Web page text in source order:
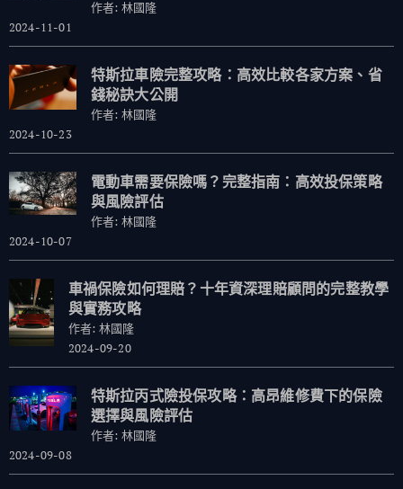
作者: 林國隆
2024-11-01
特斯拉車險完整攻略：高效比較各家方案、省
錢秘訣大公開
作者: 林國隆
2024-10-23
電動車需要保險嗎？完整指南：高效投保策略
與風險評估
作者: 林國隆
2024-10-07
車禍保險如何理賠？十年資深理賠顧問的完整教學
與實務攻略
作者: 林國隆
2024-09-20
特斯拉丙式險投保攻略：高昂維修費下的保險
選擇與風險評估
作者: 林國隆
2024-09-08